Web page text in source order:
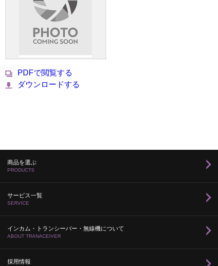
PDFで閲覧する
ダウンロードする
商品を選ぶ
PRODUCTS
サービス一覧
SERVICE
インカム・トランシーバー・無線機について
ABOUT TRANACEIVER
採用情報